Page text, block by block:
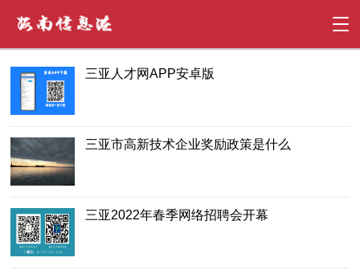
三亚人才网APP安卓版
三亚市高新技术企业奖励政策是什么
三亚2022年春季网络招聘会开幕